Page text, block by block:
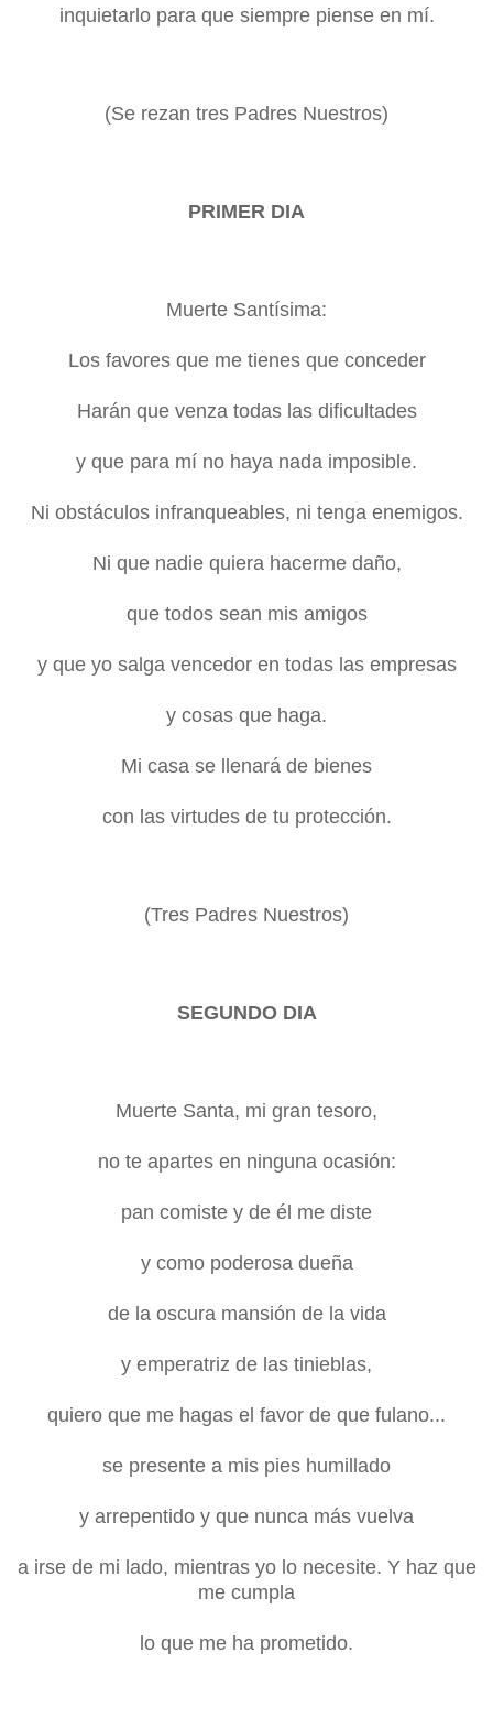
inquietarlo para que siempre piense en mí.
(Se rezan tres Padres Nuestros)
PRIMER DIA
Muerte Santísima:
Los favores que me tienes que conceder
Harán que venza todas las dificultades
y que para mí no haya nada imposible.
Ni obstáculos infranqueables, ni tenga enemigos.
Ni que nadie quiera hacerme daño,
que todos sean mis amigos
y que yo salga vencedor en todas las empresas
y cosas que haga.
Mi casa se llenará de bienes
con las virtudes de tu protección.
(Tres Padres Nuestros)
SEGUNDO DIA
Muerte Santa, mi gran tesoro,
no te apartes en ninguna ocasión:
pan comiste y de él me diste
y como poderosa dueña
de la oscura mansión de la vida
y emperatriz de las tinieblas,
quiero que me hagas el favor de que fulano...
se presente a mis pies humillado
y arrepentido y que nunca más vuelva
a irse de mi lado, mientras yo lo necesite. Y haz que
me cumpla
lo que me ha prometido.